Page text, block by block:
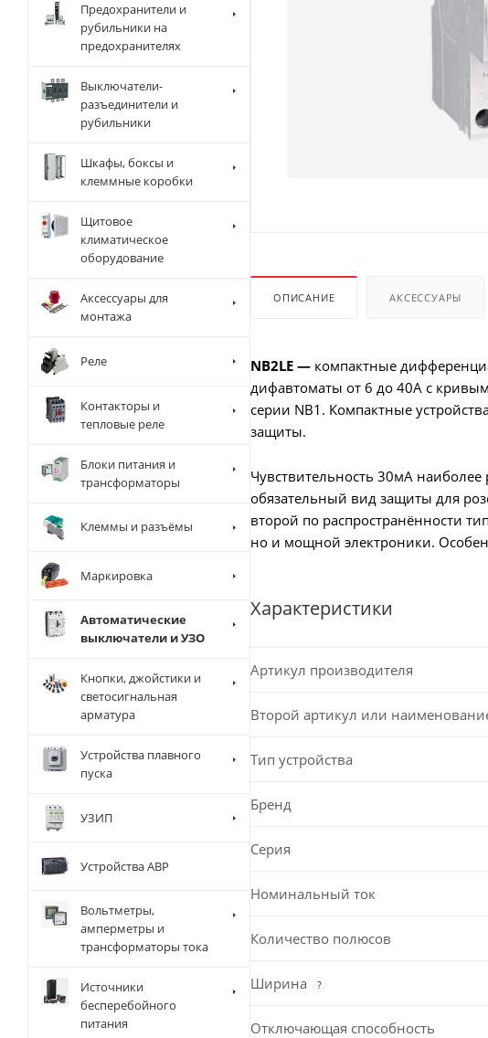
ОПИСАНИЕ АКСЕССУАРЫ
NB2LE — компактные
дифавтоматы от 6 до 40А с
серии NB1. Компактные
защиты.
Чувствительность 30мА наиболее
обязательный вид защиты для
второй по распространённости
но и мощной электроники.
Характеристики
Артикул производителя
Второй артикул или
Тип устройства
Бренд
Серия
Номинальный ток
Количество полюсов
Ширина ?
Отключающая способность
Предохранители и
рубильники на
предохранителях
Выключатели-
разъединители и
рубильники
Шкафы, боксы и
клеммные коробки
Щитовое
климатическое
оборудование
Аксессуары для
монтажа
Реле
Контакторы и
тепловые реле
Блоки питания и
трансформаторы
Клеммы и разъёмы
Маркировка
Автоматические
выключатели и УЗО
Кнопки, джойстики и
светосигнальная
арматура
Устройства плавного
пуска
УЗИП
Устройства АВР
Вольтметры,
амперметры и
трансформаторы тока
Источники
бесперебойного
питания